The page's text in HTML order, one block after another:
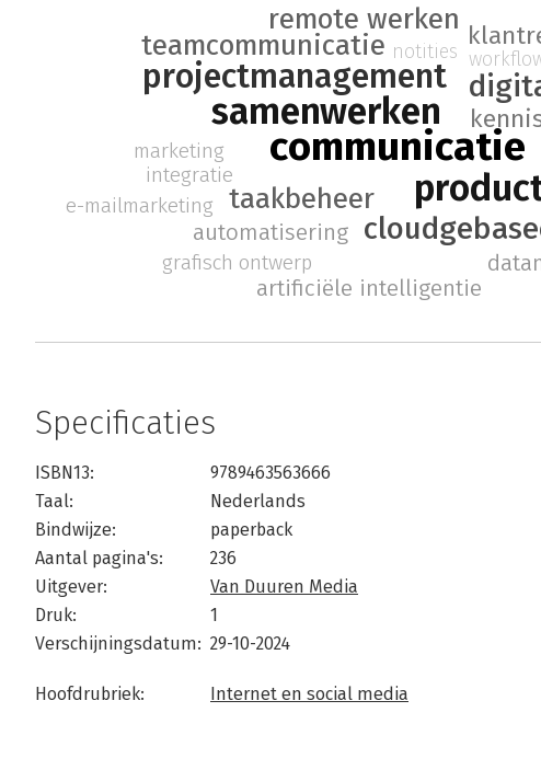
communicatie
samenwerken
projectmanagement
taakbeheer
teamcommunicatie
remote werken
automatisering
artificiële intelligentie
integratie
grafisch ontwerp
marketing
e-mailmarketing
notities
Specificaties
ISBN13:
9789463563666
Taal:
Nederlands
Bindwijze:
paperback
Aantal pagina's:
236
Uitgever:
Van Duuren Media
Druk:
1
Verschijningsdatum: 29-10-2024
Hoofdrubriek: Internet en social media